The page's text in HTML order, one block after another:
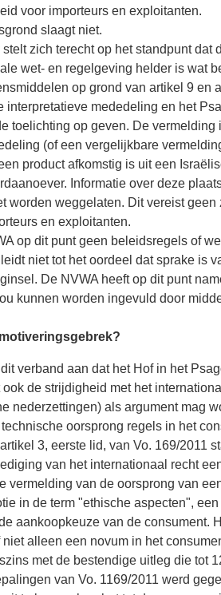
voor importeurs en exploitanten.
slaagt niet.
stelt zich terecht op het standpunt dat
wet- en regelgeving helder is wat
op grond van artikel 9 en
interpretatieve mededeling en het
toelichting op geven. De vermelding
(of een vergelijkbare
product afkomstig is uit een
Informatie over deze
worden weggelaten. Dit vereist geen
en exploitanten.
op dit punt geen beleidsregels of
niet tot het oordeel dat sprake is
De NVWA heeft op dit punt
kunnen worden ingevuld door
verband aan dat het Hof in het
de strijdigheid met het
nederzettingen) als argument mag
oorsprong regels in het
3, eerste lid, van Vo. 169/2011
van het internationaal recht
vermelding van de oorsprong van
in de term "ethische aspecten",
aankoopkeuze van de consument.
alleen een novum in het
met de bestendige uitleg die tot
van Vo. 1169/2011 werd